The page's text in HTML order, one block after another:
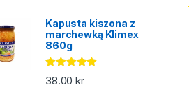
Kapusta kiszona z
marchewką Klimex
860g
Oceniono
5.00na 5
38.00kr